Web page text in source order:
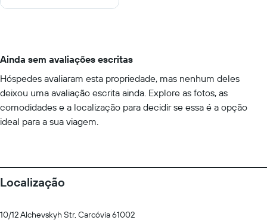
Ainda sem avaliações escritas
Hóspedes avaliaram esta propriedade, mas nenhum deles
deixou uma avaliação escrita ainda. Explore as fotos, as
comodidades e a localização para decidir se essa é a opção
ideal para a sua viagem.
Localização
10/12 Alchevskyh Str, Carcóvia 61002